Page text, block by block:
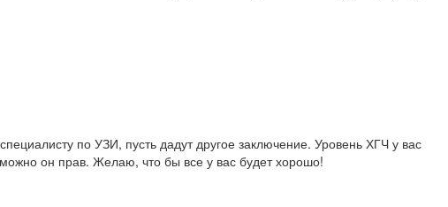
по УЗИ, пусть дадут другое заключение. Уровень ХГЧ у вас
он прав. Желаю, что бы все у вас будет хорошо!